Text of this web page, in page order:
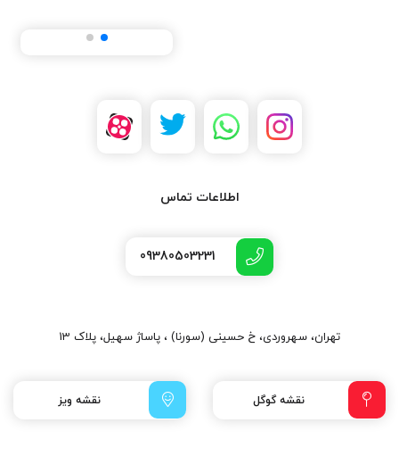
اطلاعات تماس
09380503231
تهران، سهروردی، خ حسینی (سورنا) ، پاساژ سهیل، پلاک 13
نقشه گوگل نقشه ویز